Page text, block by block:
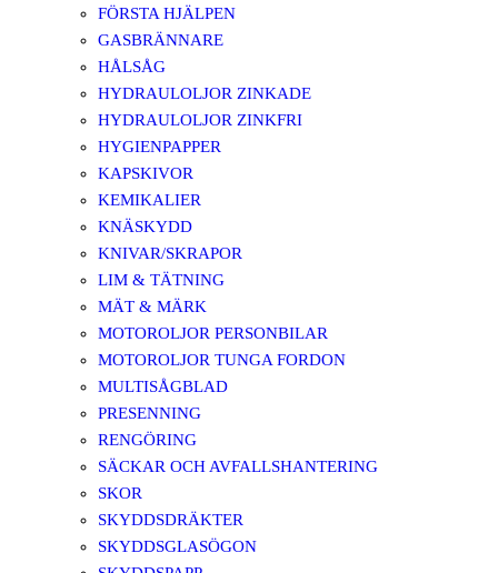
FÖRSTA HJÄLPEN
GASBRÄNNARE
HÅLSÅG
HYDRAULOLJOR ZINKADE
HYDRAULOLJOR ZINKFRI
HYGIENPAPPER
KAPSKIVOR
KEMIKALIER
KNÄSKYDD
KNIVAR/SKRAPOR
LIM & TÄTNING
MÄT & MÄRK
MOTOROLJOR PERSONBILAR
MOTOROLJOR TUNGA FORDON
MULTISÅGBLAD
PRESENNING
RENGÖRING
SÄCKAR OCH AVFALLSHANTERING
SKOR
SKYDDSDRÄKTER
SKYDDSGLASÖGON